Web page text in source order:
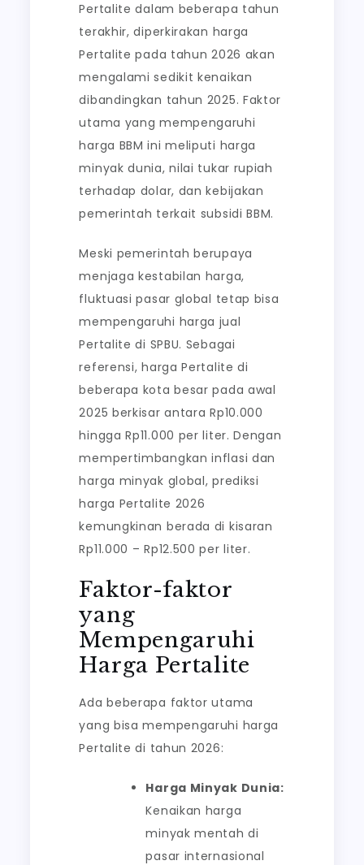
Pertalite dalam beberapa tahun
terakhir, diperkirakan harga
Pertalite pada tahun 2026 akan
mengalami sedikit kenaikan
dibandingkan tahun 2025. Faktor
utama yang mempengaruhi
harga BBM ini meliputi harga
minyak dunia, nilai tukar rupiah
terhadap dolar, dan kebijakan
pemerintah terkait subsidi BBM.
Meski pemerintah berupaya
menjaga kestabilan harga,
fluktuasi pasar global tetap bisa
mempengaruhi harga jual
Pertalite di SPBU. Sebagai
referensi, harga Pertalite di
beberapa kota besar pada awal
2025 berkisar antara Rp10.000
hingga Rp11.000 per liter. Dengan
mempertimbangkan inflasi dan
harga minyak global, prediksi
harga Pertalite 2026
kemungkinan berada di kisaran
Rp11.000 – Rp12.500 per liter.
Faktor-faktor
yang
Mempengaruhi
Harga Pertalite
Ada beberapa faktor utama
yang bisa mempengaruhi harga
Pertalite di tahun 2026:
Harga Minyak Dunia:
Kenaikan harga
minyak mentah di
pasar internasional